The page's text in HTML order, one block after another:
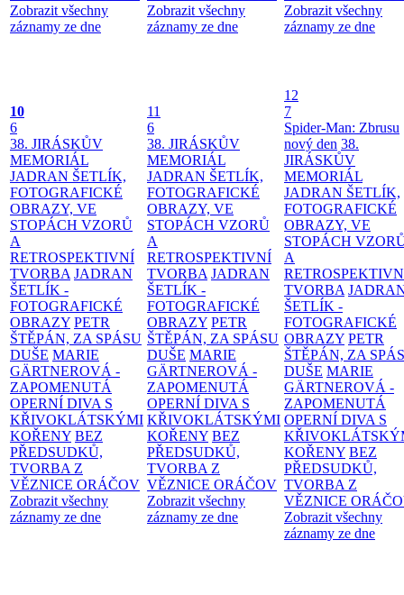
Zobrazit všechny
záznamy ze dne
Zobrazit všechny
záznamy ze dne
Zobrazit všechny
záznamy ze dne
10
6
38. JIRÁSKŮV
MEMORIÁL
JADRAN ŠETLÍK,
FOTOGRAFICKÉ
OBRAZY, VE
STOPÁCH VZORŮ
A
RETROSPEKTIVNÍ
TVORBA JADRAN
ŠETLÍK -
FOTOGRAFICKÉ
OBRAZY PETR
ŠTĚPÁN, ZA SPÁSU
DUŠE MARIE
GÄRTNEROVÁ -
ZAPOMENUTÁ
OPERNÍ DIVA S
KŘIVOKLÁTSKÝMI
KOŘENY BEZ
PŘEDSUDKŮ,
TVORBA Z
VĚZNICE ORÁČOV
Zobrazit všechny
záznamy ze dne
11
6
38. JIRÁSKŮV
MEMORIÁL
JADRAN ŠETLÍK,
FOTOGRAFICKÉ
OBRAZY, VE
STOPÁCH VZORŮ
A
RETROSPEKTIVNÍ
TVORBA JADRAN
ŠETLÍK -
FOTOGRAFICKÉ
OBRAZY PETR
ŠTĚPÁN, ZA SPÁSU
DUŠE MARIE
GÄRTNEROVÁ -
ZAPOMENUTÁ
OPERNÍ DIVA S
KŘIVOKLÁTSKÝMI
KOŘENY BEZ
PŘEDSUDKŮ,
TVORBA Z
VĚZNICE ORÁČOV
Zobrazit všechny
záznamy ze dne
12
7
Spider-Man: Zbrusu
nový den 38.
JIRÁSKŮV
MEMORIÁL
JADRAN ŠETLÍK,
FOTOGRAFICKÉ
OBRAZY, VE
STOPÁCH
A
TVORBA
ŠETLÍK -
FOTOGRAFICKÉ
OBRAZY PETR
ŠTĚPÁN, ZA
DUŠE MARIE
GÄRTNEROVÁ -
ZAPOMENUTÁ
OPERNÍ DIVA S
KOŘENY BEZ
PŘEDSUDKŮ,
TVORBA Z
VĚZNICE
Zobrazit všechny
záznamy ze dne